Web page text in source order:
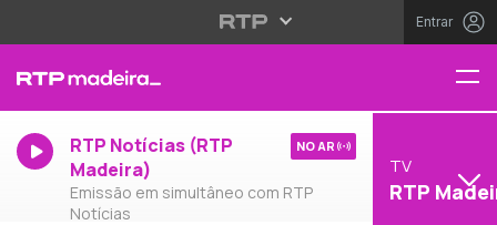
Entrar
RTP Notícias (RTP
Madeira)
Emissão em simultâneo com RTP
Notícias
NO AR
TV
RTP